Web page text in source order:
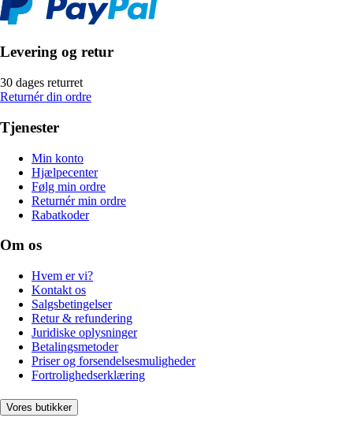
Levering og retur
30 dages returret
Returnér din ordre
Tjenester
Min konto
Hjælpecenter
Følg min ordre
Returnér min ordre
Rabatkoder
Om os
Hvem er vi?
Kontakt os
Salgsbetingelser
Retur & refundering
Juridiske oplysninger
Betalingsmetoder
Priser og forsendelsesmuligheder
Fortrolighedserklæring
Vores butikker